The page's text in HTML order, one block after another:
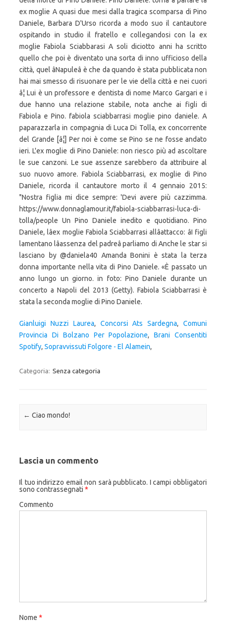
ex moglie A quasi due mesi dalla tragica scomparsa di Pino
Daniele, Barbara D'Urso ricorda a modo suo il cantautore
ospitando in studio il fratello e collegandosi con la ex
moglie Fabiola Sciabbarasi A soli diciotto anni ha scritto
quello che poi è diventato una sorta di inno ufficioso della
città, quel âNapuleâ è che da quando è stata pubblicata non
hai mai smesso di risuonare per le vie della città e nei cuori
â¦ Lui è un professore e dentista di nome Marco Gargari e i
due hanno una relazione stabile, nota anche ai figli di
Fabiola e Pino. fabiola sciabbarrasi moglie pino daniele. A
paparazzarla in compagnia di Luca Di Tolla, ex concorrente
del Grande [â¦] Per noi è come se Pino se ne fosse andato
ieri. L'ex moglie di Pino Daniele: non riesco più ad ascoltare
le sue canzoni. Le sue assenze sarebbero da attribuire al
suo nuovo amore. Fabiola Sciabbarrasi, ex moglie di Pino
Daniele, ricorda il cantautore morto il 4 gennaio 2015:
"Nostra figlia mi dice sempre: 'Devi avere più cazzimma.
https://www.donnaglamour.it/fabiola-sciabbarrasi-luca-di-
tolla/people Un Pino Daniele inedito e quotidiano. Pino
Daniele, lâex moglie Fabiola Sciabbarrasi allâattacco: âI figli
lamentano lâassenza del padreâ parliamo di Anche le star si
lasciano by @daniela40 Amanda Bonini è stata la terza
donna importante nella vita di Pino Daniele. «È passato un
anno lungo un giorno. in foto: Pino Daniele durante un
concerto a Napoli del 2013 (Getty). Fabiola Sciabbarrasi è
stata la seconda moglie di Pino Daniele.
Gianluigi Nuzzi Laurea, Concorsi Ats Sardegna,Comuni
Provincia Di Bolzano Per Popolazione,Brani Consentiti
Spotify, Sopravvissuti Folgore - El Alamein,
Categoria: Senza categoria
Navigazione articolo
← Ciao mondo!
Lascia un commento
Il tuo indirizzo email non sarà pubblicato. I campi obbligatori
sono contrassegnati *
Commento
Nome *